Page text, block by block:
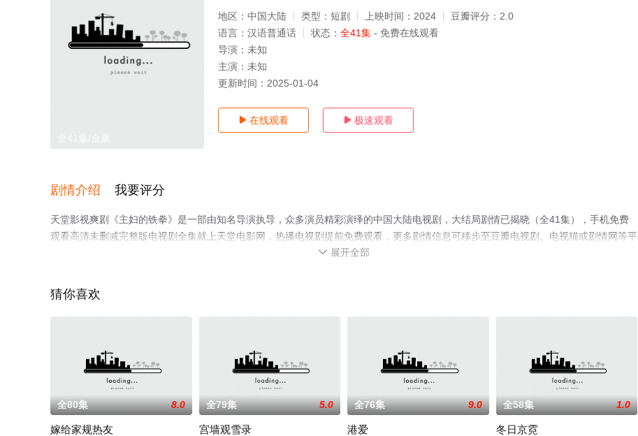
地区： 中国大陆 类型： 短剧 上映时间： 2024 豆瓣评分： 2.0
语言： 汉语普通话 状态： 全41集 - 免费在线观看
导演： 未知
主演： 未知
更新时间： 2025-01-04
 在线观看  极速观看
剧情介绍 我要评分
天堂影视爽剧《主妇的铁拳》是一部由知名导演执导，众多演员精彩演绎的中国大陆电视剧，大结局剧情已揭晓（全41集），手机免费
观看高清未删减完整版电视剧全集就上天堂电影网，热播电视剧提前免费观看，更多剧情信息可移步至豆瓣电视剧、电视猫或剧情网等平
 展开全部
猜你喜欢
全80集 8.0
嫁给家规热友
全79集 5.0
宫墙观雪录
全76集 9.0
港爱
全58集 1.0
冬日京霓